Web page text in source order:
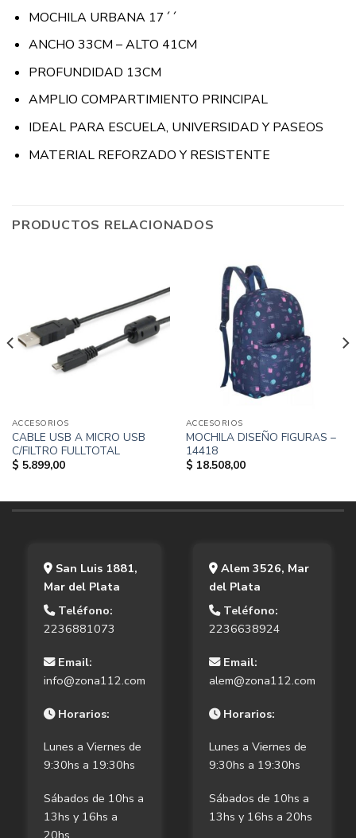
MOCHILA URBANA 17´´
ANCHO 33CM – ALTO 41CM
PROFUNDIDAD 13CM
AMPLIO COMPARTIMIENTO PRINCIPAL
IDEAL PARA ESCUELA, UNIVERSIDAD Y PASEOS
MATERIAL REFORZADO Y RESISTENTE
PRODUCTOS RELACIONADOS
ACCESORIOS
CABLE USB A MICRO USB
C/FILTRO FULLTOTAL
$ 5.899,00
ACCESORIOS
MOCHILA DISEÑO FIGURAS –
14418
$ 18.508,00
San Luis 1881,
Mar del Plata
Teléfono:
2236881073
Email:
info@zona112.com
Horarios:
Lunes a Viernes de
9:30hs a 19:30hs
Sábados de 10hs a
13hs y 16hs a
Alem 3526, Mar
del Plata
Teléfono:
2236638924
Email:
alem@zona112.com
Horarios:
Lunes a Viernes de
9:30hs a 19:30hs
Sábados de 10hs a
13hs y 16hs a 20hs